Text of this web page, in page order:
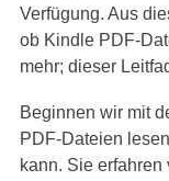
Verfügung. Aus
ob Kindle PDF-
mehr; dieser
Beginnen wir mit
PDF-Dateien
kann. Sie